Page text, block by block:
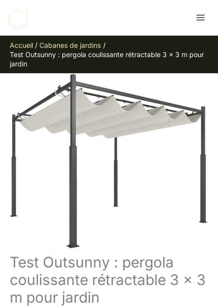
contenu
Accueil
Cabanes de jardins
Test Outsunny : pergola coulissante rétractable 3 x 3 m pour
jardin
Test Outsunny : pergola
coulissante rétractable 3 x 3
m pour jardin
e
h
e
r
e